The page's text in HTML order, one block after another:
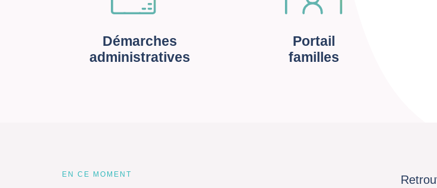
Démarches
administratives
Portail
familles
EN CE MOMENT